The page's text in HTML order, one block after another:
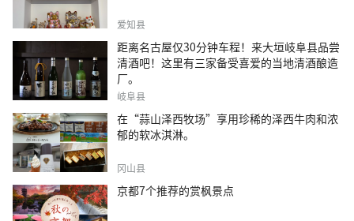
爱知县
距离名古屋仅30分钟车程！来大垣岐阜县品尝
清酒吧！这里有三家备受喜爱的当地清酒酿造
厂。
岐阜县
在“蒜山泽西牧场”享用珍稀的泽西牛肉和浓
郁的软冰淇淋。
冈山县
京都7个推荐的赏枫景点